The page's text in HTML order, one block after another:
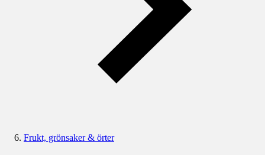
Frukt, grönsaker & örter